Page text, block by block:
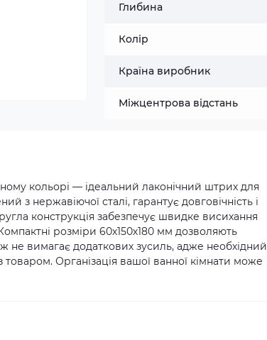
Глибина
Колір
Країна виробник
Міжцентрова відстань
кольорі — ідеальний лаконічний штрих для
з нержавіючої сталі, гарантує довговічність і
конструкція забезпечує швидке висихання
розміри 60х150х180 мм дозволяють
вимагає додаткових зусиль, адже необхідний
Організація вашої ванної кімнати може